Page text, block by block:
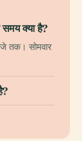
समय क्या है?
तक। सोमवार